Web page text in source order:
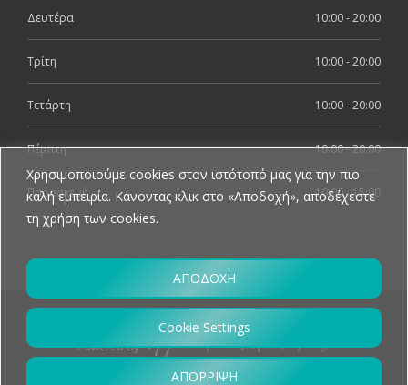
Χρησιμοποιούμε cookies στον ιστότοπό μας για την πιο
καλή εμπειρία. Κάνοντας κλικ στο «Αποδοχή», αποδέχεστε
τη χρήση των cookies.
Cookie Settings
ΑΠΟΡΡΙΨΗ
ΑΠΟΔΟΧΗ
Δευτέρα 10:00 - 20:00
Τρίτη 10:00 - 20:00
Τετάρτη 10:00 - 20:00
Πέμπτη 10:00 - 20:00
Παρασκευή 10:00 - 15:00
Powered By